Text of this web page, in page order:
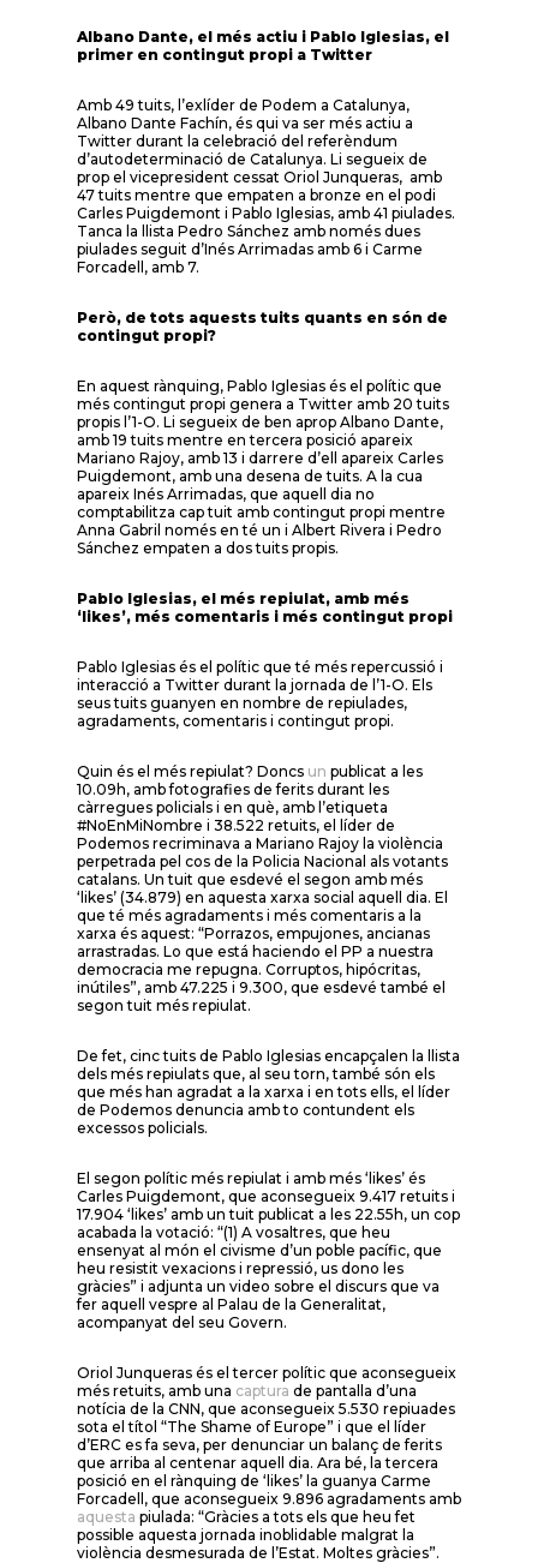
Albano Dante, el més actiu i Pablo Iglesias, el
primer en contingut propi a Twitter
Amb 49 tuits, l’exlíder de Podem a Catalunya,
Albano Dante Fachín, és qui va ser més actiu a
Twitter durant la celebració del referèndum
d’autodeterminació de Catalunya. Li segueix de
prop el vicepresident cessat Oriol Junqueras, amb
47 tuits mentre que empaten a bronze en el podi
Carles Puigdemont i Pablo Iglesias, amb 41 piulades.
Tanca la llista Pedro Sánchez amb només dues
piulades seguit d’Inés Arrimadas amb 6 i Carme
Forcadell, amb 7.
Però, de tots aquests tuits quants en són de
contingut propi?
En aquest rànquing, Pablo Iglesias és el polític que
més contingut propi genera a Twitter amb 20 tuits
propis l’1-O. Li segueix de ben aprop Albano Dante,
amb 19 tuits mentre en tercera posició apareix
Mariano Rajoy, amb 13 i darrere d’ell apareix Carles
Puigdemont, amb una desena de tuits. A la cua
apareix Inés Arrimadas, que aquell dia no
comptabilitza cap tuit amb contingut propi mentre
Anna Gabril només en té un i Albert Rivera i Pedro
Sánchez empaten a dos tuits propis.
Pablo Iglesias, el més repiulat, amb més
‘likes’, més comentaris i més contingut propi
Pablo Iglesias és el polític que té més repercussió i
interacció a Twitter durant la jornada de l’1-O. Els
seus tuits guanyen en nombre de repiulades,
agradaments, comentaris i contingut propi.
Quin és el més repiulat? Doncs un publicat a les
10.09h, amb fotografies de ferits durant les
càrregues policials i en què, amb l’etiqueta
#NoEnMiNombre i 38.522 retuits, el líder de
Podemos recriminava a Mariano Rajoy la violència
perpetrada pel cos de la Policia Nacional als votants
catalans. Un tuit que esdevé el segon amb més
‘likes’ (34.879) en aquesta xarxa social aquell dia. El
que té més agradaments i més comentaris a la
xarxa és aquest: “Porrazos, empujones, ancianas
arrastradas. Lo que está haciendo el PP a nuestra
democracia me repugna. Corruptos, hipócritas,
inútiles”, amb 47.225 i 9.300, que esdevé també el
segon tuit més repiulat.
De fet, cinc tuits de Pablo Iglesias encapçalen la llista
dels més repiulats que, al seu torn, també són els
que més han agradat a la xarxa i en tots ells, el líder
de Podemos denuncia amb to contundent els
excessos policials.
El segon polític més repiulat i amb més ‘likes’ és
Carles Puigdemont, que aconsegueix 9.417 retuits i
17.904 ‘likes’ amb un tuit publicat a les 22.55h, un cop
acabada la votació: “(1) A vosaltres, que heu
ensenyat al món el civisme d’un poble pacífic, que
heu resistit vexacions i repressió, us dono les
gràcies” i adjunta un video sobre el discurs que va
fer aquell vespre al Palau de la Generalitat,
acompanyat del seu Govern.
Oriol Junqueras és el tercer polític que aconsegueix
més retuits, amb una captura de pantalla d’una
notícia de la CNN, que aconsegueix 5.530 repiuades
sota el títol “The Shame of Europe” i que el líder
d’ERC es fa seva, per denunciar un balanç de ferits
que arriba al centenar aquell dia. Ara bé, la tercera
posició en el rànquing de ‘likes’ la guanya Carme
Forcadell, que aconsegueix 9.896 agradaments amb
aquesta piulada: “Gràcies a tots els que heu fet
possible aquesta jornada inoblidable malgrat la
violència desmesurada de l’Estat. Moltes gràcies”.